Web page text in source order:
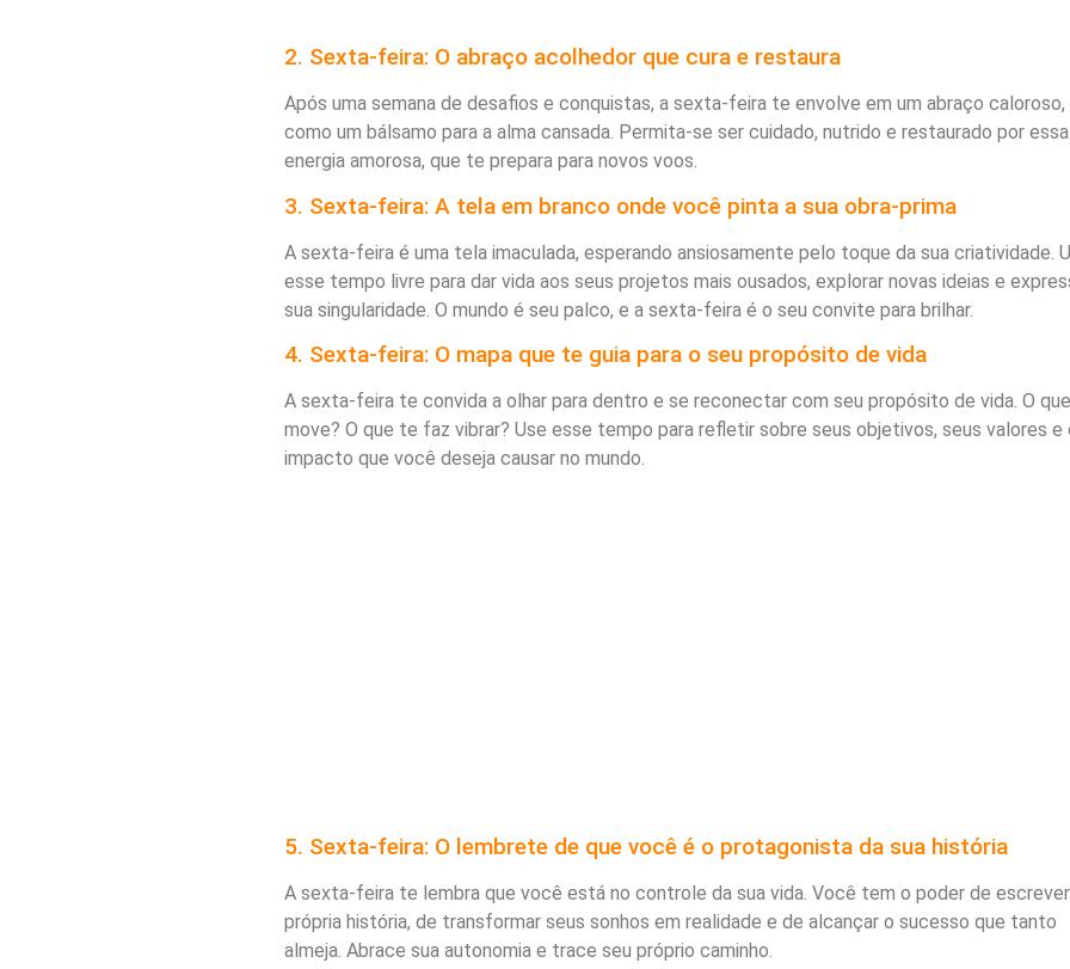
2. Sexta-feira: O abraço acolhedor que cura e restaura
Após uma semana de desafios e conquistas, a sexta-feira te envolve em um abraço caloroso,
como um bálsamo para a alma cansada. Permita-se ser cuidado, nutrido e restaurado por essa
energia amorosa, que te prepara para novos voos.
3. Sexta-feira: A tela em branco onde você pinta a sua obra-prima
A sexta-feira é uma tela imaculada, esperando ansiosamente pelo toque da sua criatividade.
esse tempo livre para dar vida aos seus projetos mais ousados, explorar novas ideias e
sua singularidade. O mundo é seu palco, e a sexta-feira é o seu convite para brilhar.
4. Sexta-feira: O mapa que te guia para o seu propósito de vida
A sexta-feira te convida a olhar para dentro e se reconectar com seu propósito de vida. O
move? O que te faz vibrar? Use esse tempo para refletir sobre seus objetivos, seus valores e
impacto que você deseja causar no mundo.
5. Sexta-feira: O lembrete de que você é o protagonista da sua história
A sexta-feira te lembra que você está no controle da sua vida. Você tem o poder de
própria história, de transformar seus sonhos em realidade e de alcançar o sucesso que tanto
almeja. Abrace sua autonomia e trace seu próprio caminho.